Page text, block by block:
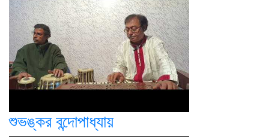
শুভঙ্কর বন্দোপাধ্যায়